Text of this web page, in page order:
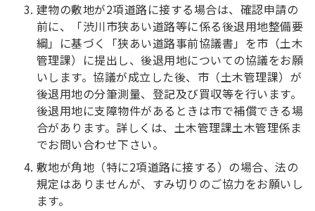
建物の敷地が2項道路に接する場合は、確認申請の
前に、「渋川市狭あい道路等に係る後退用地整備要
綱」に基づく「狭あい道路事前協議書」を市（土木
管理課）に提出し、後退用地についての協議をお願
いします。協議が成立した後、市（土木管理課）が
後退用地の分筆測量、登記及び買収等を行います。
後退用地に支障物件があるときは市で補償できる場
合があります。詳しくは、土木管理課土木管理係ま
でお問い合わせ下さい。
敷地が角地（特に2項道路に接する）の場合、法の
規定はありませんが、すみ切りのご協力をお願いし
ます。